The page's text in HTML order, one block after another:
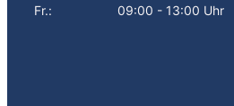
Fr.:
09:00 - 13:00 Uhr